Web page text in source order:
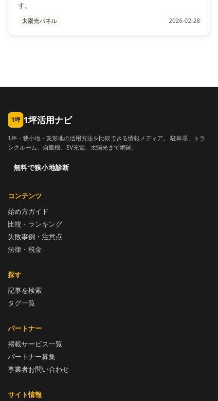
す。
太陽光パネル 2026-02-28
1坪 1坪活用ナビ
1坪・狭小地・変形地の活用方法を比較できる情報メディア。 駐車場、トラ
ンクルーム、自販機、EV充電、太陽光まで網羅。
無料で狭小地診断
コンテンツ
始め方ガイド
比較・ランキング
失敗事例・注意点
法律・税金
探す
記事を検索
タグ一覧
パートナー
掲載サービス一覧
パートナー募集
事業者お問い合わせ
サイト情報